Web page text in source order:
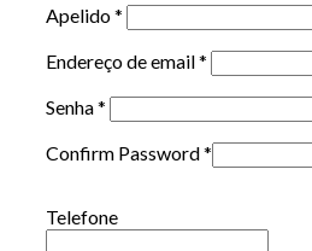
Apelido*
Endereço de email*
Senha*
Confirm Password*
Telefone